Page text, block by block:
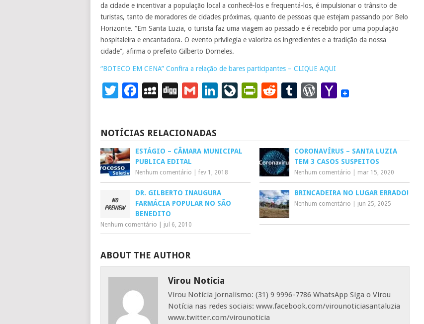
da cidade e incentivar a população local a conhecê-los e frequentá-los, é impulsionar o trânsito de
turistas, tanto de moradores de cidades próximas, quanto de pessoas que estejam passando por Belo
Horizonte. “Em Santa Luzia, o turista faz uma viagem ao passado e é recebido por uma população
hospitaleira e encantadora. O evento privilegia e valoriza os ingredientes e a tradição da nossa
cidade”, afirma o prefeito Gilberto Dorneles.
“BOTECO EM CENA” Confira a relação de bares participantes – CLIQUE AQUI
Twitter
Facebook
MySpace
DiggGmailLinkedIn
LiveJournal
PrintFriendly
RedditTumblr
WordPress
Yahoo
NOTÍCIAS RELACIONADAS
ESTÁGIO – CÂMARA MUNICIPAL
PUBLICA EDITAL
Nenhum comentário fev 1, 2018
CORONAVÍRUS – SANTA LUZIA
TEM 3 CASOS SUSPEITOS
Nenhum comentário mar 15, 2020
DR. GILBERTO INAUGURA
FARMÁCIA POPULAR NO SÃO
BENEDITO
Nenhum comentário jul 6, 2010
BRINCADEIRA NO LUGAR ERRADO!
Nenhum comentário jun 25, 2025
ABOUT THE AUTHOR
Virou Notícia
Virou Notícia Jornalismo: (31) 9 9996-7786 WhatsApp Siga o Virou
Notícia nas redes sociais: www.facebook.com/virounoticiasantaluzia
www.twitter.com/virounoticia